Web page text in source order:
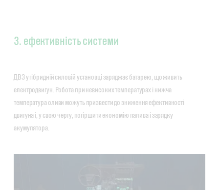
3. ефективність системи
ДВЗ у гібридній силовій установці заряджає батарею, що живить
електродвигун. Робота при невисоких температурах і нижча
температура оливи можуть призвести до зниження ефективності
двигуна і, у свою чергу, погіршити економію палива і зарядку
акумулятора.